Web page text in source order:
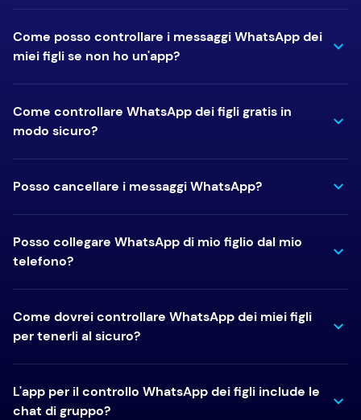
Come posso controllare i messaggi WhatsApp dei
miei figli se non ho un'app?
Come controllare WhatsApp dei figli gratis in
modo sicuro?
Posso cancellare i messaggi WhatsApp?
Posso collegare WhatsApp di mio figlio dal mio
telefono?
Come dovrei controllare WhatsApp dei miei figli
per tenerli al sicuro?
L'app per il controllo WhatsApp dei figli include le
chat di gruppo?